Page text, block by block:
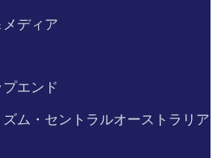
ディア
エンド
ム・セントラルオーストラリア